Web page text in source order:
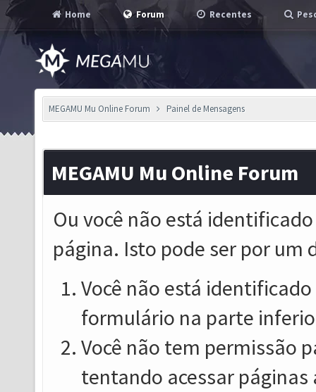
Home Forum Recentes
MEGAMU Mu Online Forum Painel de Mensagens
MEGAMU Mu Online Forum
Ou você não está
página. Isto pode ser por um
Você não está
formulário na parte
Você não tem permissão
tentando acessar